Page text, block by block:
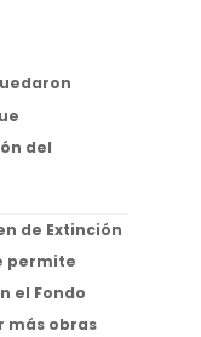
del
de Extinción
permite
el Fondo
más obras